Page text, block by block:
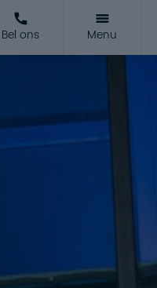
Bel ons Menu